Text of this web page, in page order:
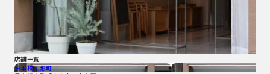
店舗一覧
日本橋人形町